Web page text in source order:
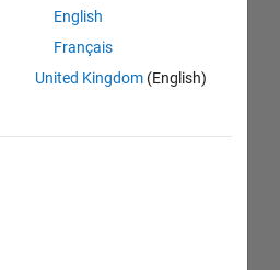
English
Français
United Kingdom(English)